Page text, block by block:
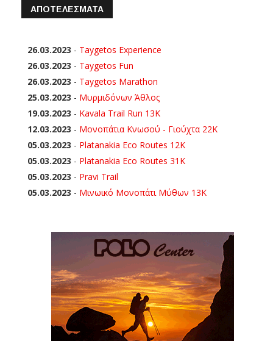
ΑΠΟΤΕΛΕΣΜΑΤΑ
26.03.2023 - Taygetos Experience
26.03.2023 - Taygetos Fun
26.03.2023 - Taygetos Marathon
25.03.2023 - Μυρμιδόνων Άθλος
19.03.2023 - Kavala Trail Run 13K
12.03.2023 - Μονοπάτια Κνωσού - Γιούχτα 22Κ
05.03.2023 - Platanakia Eco Routes 12K
05.03.2023 - Platanakia Eco Routes 31K
05.03.2023 - Pravi Trail
05.03.2023 - Μινωικό Μονοπάτι Μύθων 13Κ